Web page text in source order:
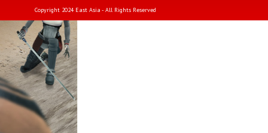
Copyright 2024 East Asia - All Rights Reserved